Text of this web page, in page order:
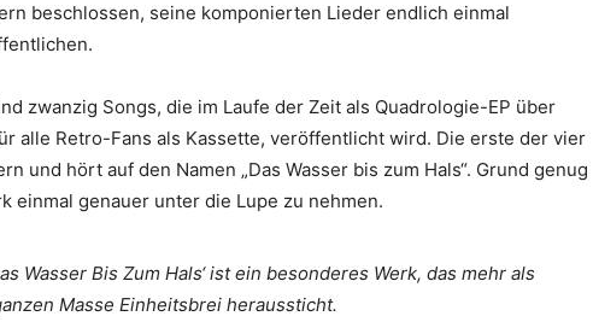
beschlossen, seine komponierten Lieder endlich einmal
zwanzig Songs, die im Laufe der Zeit als Quadrologie-EP über
alle Retro-Fans als Kassette, veröffentlicht wird. Die erste der vier
und hört auf den Namen „Das Wasser bis zum Hals“. Grund genug
einmal genauer unter die Lupe zu nehmen.
Wasser Bis Zum Hals‘ ist ein besonderes Werk, das mehr als
Masse Einheitsbrei heraussticht.